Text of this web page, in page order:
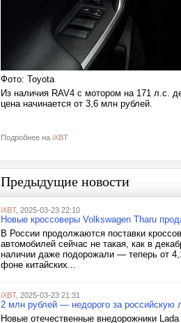
Фото: Toyota
Из наличия RAV4 с мотором на 171 л.с.
цена начинается от 3,6 млн рублей.
Подробнее на iXBT
Предыдущие новости
iXBT, 2025-03-23 22:10
Новые кроссоверы Volkswagen Tharu
В России продолжаются поставки
автомобилей сейчас не такая, как в
наличии даже подорожали — теперь от
фоне китайских...
iXBT, 2025-03-23 21:31
2 млн рублей — недорого за российскую
Новые отечественные внедорожники